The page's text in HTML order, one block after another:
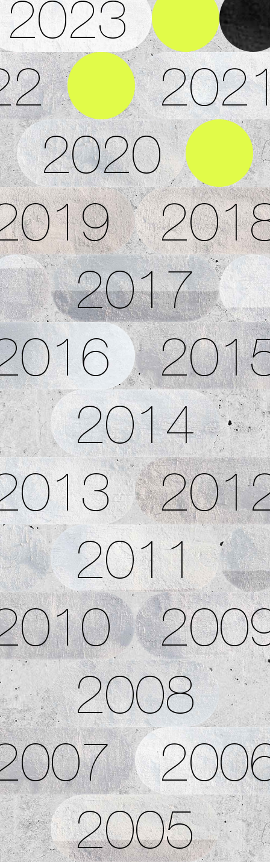
2023
2020
2017
2014
2011
2008
2005